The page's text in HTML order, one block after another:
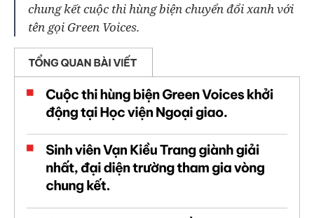
chung kết cuộc thi hùng biện chuyển đổi xanh với
tên gọi Green Voices.